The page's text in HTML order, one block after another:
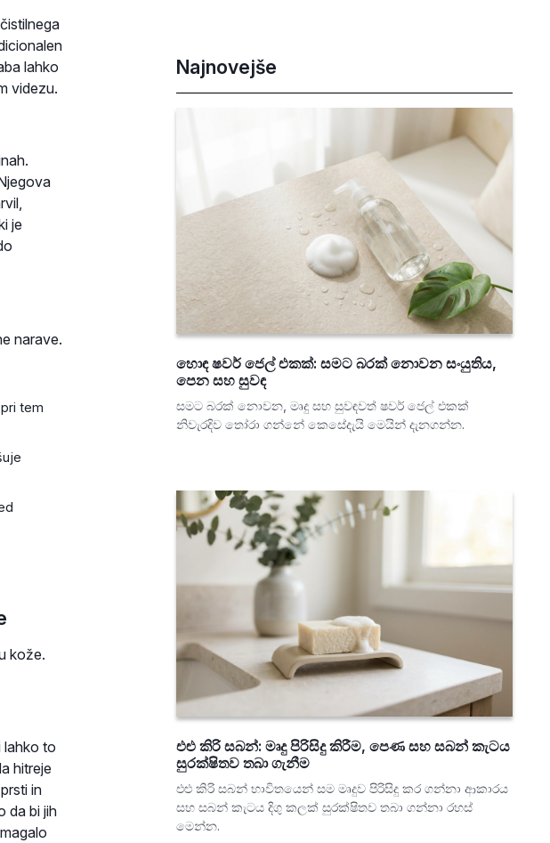
lahko
videzu.
je
narave.
tem
kože.
lahko to
hitreje
in
da bi jih
Najnovejše
හොඳ ෂවර් ජෙල් එකක්: සමට බරක් නොවන සංයුතිය,
පෙන සහ සුවඳ
සමට බරක් නොවන, මෘදු සහ සුවඳවත් ෂවර් ජෙල් එකක්
නිවැරදිව තෝරා ගන්නේ කෙසේදැයි මෙයින් දැනගන්න.
එළු කිරි සබන්: මෘදු පිරිසිදු කිරීම, පෙණ සහ සබන් කැටය
සුරක්ෂිතව තබා ගැනීම
එළු කිරි සබන් භාවිතයෙන් සම මෘදුව පිරිසිදු කර ගන්නා ආකාරය
සහ සබන් කැටය දිගු කලක් සුරක්ෂිතව තබා ගන්නා රහස්
මෙන්න.